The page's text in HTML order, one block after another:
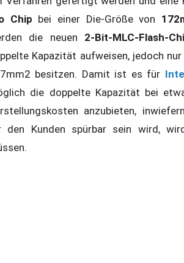
Chip bei einer Die-Größe von
die neuen 2-Bit-MLC-Flash-
Kapazität aufweisen, jedoch nur
besitzen. Damit ist es für
die doppelte Kapazität bei
anzubieten,
den Kunden spürbar sein wird,